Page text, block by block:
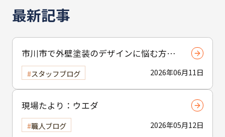
最新記事
市川市で外壁塗装のデザインに悩む方へ
｜ 色選びの失敗を防ぐポイント
2026年06月11日
スタッフブログ
現場たより：ウエダ
2026年05月12日
職人ブログ